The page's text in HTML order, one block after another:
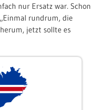
nur Ersatz war. Schon
rundrum, die
jetzt sollte es